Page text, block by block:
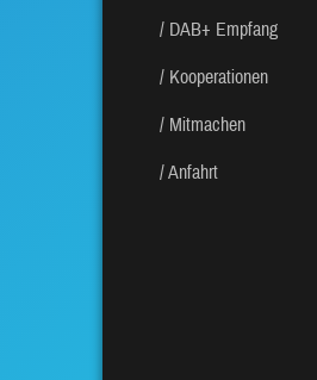
DAB+ Empfang
Kooperationen
Mitmachen
Anfahrt